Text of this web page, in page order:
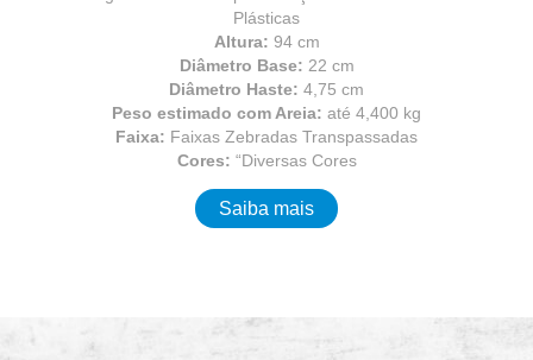
Plásticas
Altura: 94 cm
Diâmetro Base: 22 cm
Diâmetro Haste: 4,75 cm
Peso estimado com Areia: até 4,400 kg
Faixa: Faixas Zebradas Transpassadas
Cores: “Diversas Cores
Saiba mais